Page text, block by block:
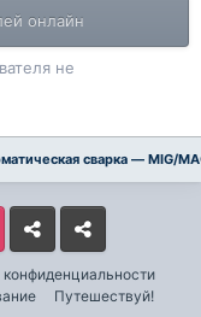
онлайн
не
сварка — MIG/
конфиденциальности
Путешествуй!
LivejournalOdnoklassniki